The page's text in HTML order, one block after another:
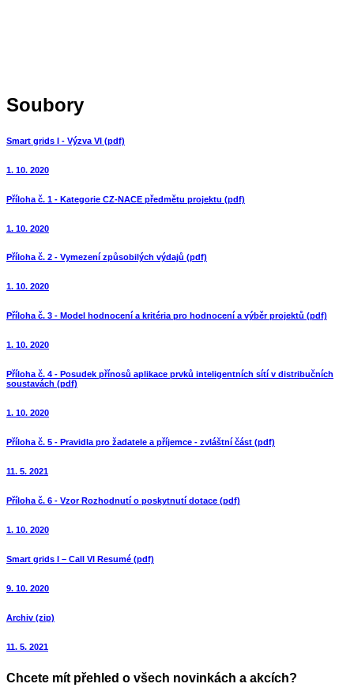
Soubory
Smart grids I - Výzva VI (pdf)
1. 10. 2020
Příloha č. 1 - Kategorie CZ-NACE předmětu projektu (pdf)
1. 10. 2020
Příloha č. 2 - Vymezení způsobilých výdajů (pdf)
1. 10. 2020
Příloha č. 3 - Model hodnocení a kritéria pro hodnocení a výběr projektů (pdf)
1. 10. 2020
Příloha č. 4 - Posudek přínosů aplikace prvků inteligentních sítí v distribučních
soustavách (pdf)
1. 10. 2020
Příloha č. 5 - Pravidla pro žadatele a příjemce - zvláštní část (pdf)
11. 5. 2021
Příloha č. 6 - Vzor Rozhodnutí o poskytnutí dotace (pdf)
1. 10. 2020
Smart grids I – Call VI Resumé (pdf)
9. 10. 2020
Archiv (zip)
11. 5. 2021
Chcete mít přehled o všech novinkách a akcích?